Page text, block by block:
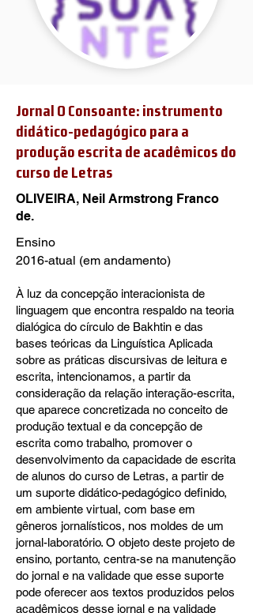
Jornal O Consoante: instrumento
didático-pedagógico para a
produção escrita de acadêmicos do
curso de Letras
OLIVEIRA, Neil Armstrong Franco
de.
Ensino
2016-atual (em andamento)
À luz da concepção interacionista de
linguagem que encontra respaldo na teoria
dialógica do círculo de Bakhtin e das
bases teóricas da Linguística Aplicada
sobre as práticas discursivas de leitura e
escrita, intencionamos, a partir da
consideração da relação interação-escrita,
que aparece concretizada no conceito de
produção textual e da concepção de
escrita como trabalho, promover o
desenvolvimento da capacidade de escrita
de alunos do curso de Letras, a partir de
um suporte didático-pedagógico definido,
em ambiente virtual, com base em
gêneros jornalísticos, nos moldes de um
jornal-laboratório. O objeto deste projeto de
ensino, portanto, centra-se na manutenção
do jornal e na validade que esse suporte
pode oferecer aos textos produzidos pelos
acadêmicos desse jornal e na validade